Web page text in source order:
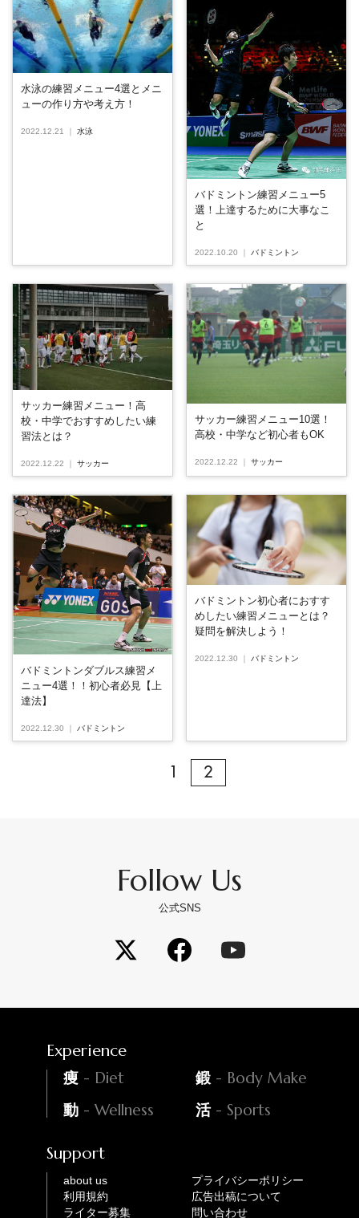
水泳の練習メニュー4選とメニ
ューの作り方や考え方！
2022.12.21 水泳
バドミントン練習メニュー5
選！上達するために大事なこ
と
2022.10.20 バドミントン
サッカー練習メニュー！高
校・中学でおすすめしたい練
習法とは？
2022.12.22 サッカー
サッカー練習メニュー10選！
高校・中学など初心者もOK
2022.12.22 サッカー
バドミントンダブルス練習メ
ニュー4選！！初心者必見【上
達法】
2022.12.30 バドミントン
バドミントン初心者におすす
めしたい練習メニューとは？
疑問を解決しよう！
2022.12.30 バドミントン
1 2
Follow Us
公式SNS
Experience
痩 - Diet 鍛 - Body Make
動 - Wellness 活- Sports
Support
about us
プライバシーポリシー
利用規約
広告出稿について
ライター募集
問い合わせ